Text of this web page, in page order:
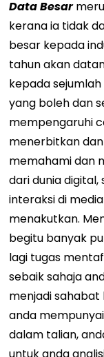
Data Besar
kerana ia tidak
besar kepada
tahun akan
kepada
yang boleh dan
mempengaruhi
menerbitkan
memahami dan
dari dunia
interaksi di
menakutkan.
begitu banyak
lagi tugas
sebaik sahaja
menjadi sahabat
anda
dalam talian,